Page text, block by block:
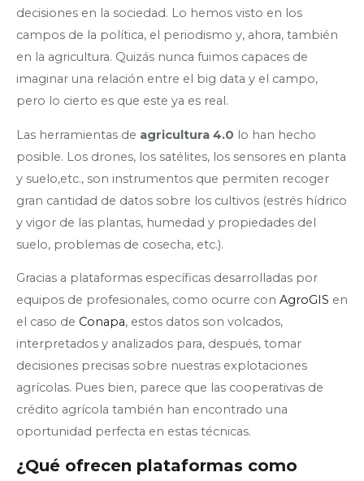
decisiones en la sociedad. Lo hemos visto en los
campos de la política, el periodismo y, ahora, también
en la agricultura. Quizás nunca fuimos capaces de
imaginar una relación entre el big data y el campo,
pero lo cierto es que este ya es real.
Las herramientas de agricultura 4.0 lo han hecho
posible. Los drones, los satélites, los sensores en planta
y suelo,etc., son instrumentos que permiten recoger
gran cantidad de datos sobre los cultivos (estrés hídrico
y vigor de las plantas, humedad y propiedades del
suelo, problemas de cosecha, etc.).
Gracias a plataformas específicas desarrolladas por
equipos de profesionales, como ocurre con AgroGIS en
el caso de Conapa, estos datos son volcados,
interpretados y analizados para, después, tomar
decisiones precisas sobre nuestras explotaciones
agrícolas. Pues bien, parece que las cooperativas de
crédito agrícola también han encontrado una
oportunidad perfecta en estas técnicas.
¿Qué ofrecen plataformas como